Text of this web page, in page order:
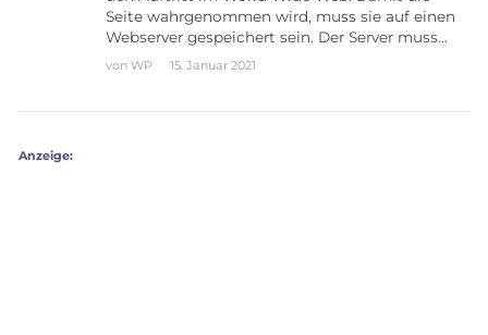
Seite wahrgenommen wird, muss sie auf einen
Webserver gespeichert sein. Der Server muss…
vonWP 15. Januar 2021
Anzeige: